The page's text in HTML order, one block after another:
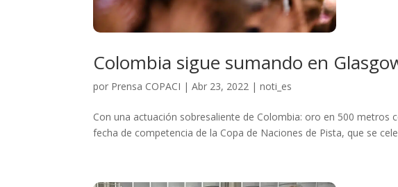
Colombia sigue sumando en
por Prensa COPACI |Abr 23, 2022 |noti_es
Con una actuación sobresaliente de Colombia: oro en 500
fecha de competencia de la Copa de Naciones de Pista, que se